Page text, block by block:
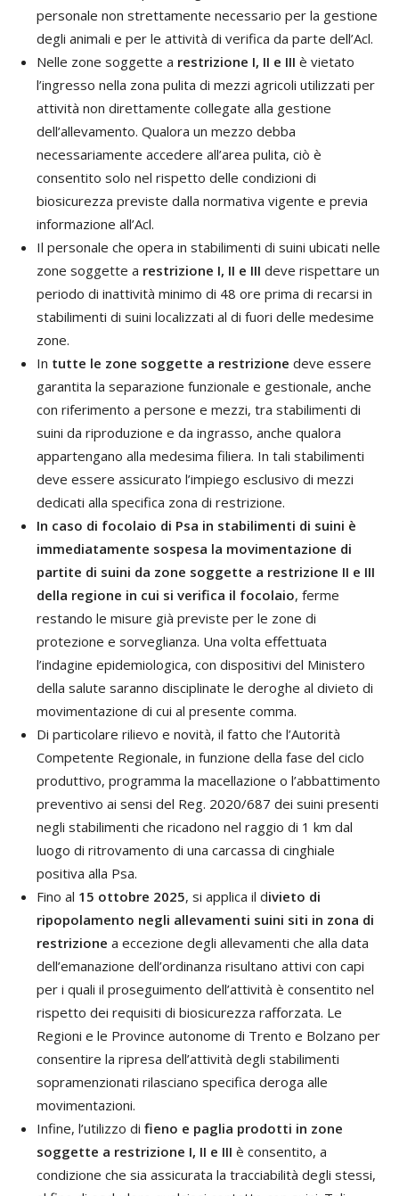
personale non strettamente necessario per la gestione
degli animali e per le attività di verifica da parte dell’Acl.
Nelle zone soggette a restrizione I, II e III è vietato
l’ingresso nella zona pulita di mezzi agricoli utilizzati per
attività non direttamente collegate alla gestione
dell’allevamento. Qualora un mezzo debba
necessariamente accedere all’area pulita, ciò è
consentito solo nel rispetto delle condizioni di
biosicurezza previste dalla normativa vigente e previa
informazione all’Acl.
Il personale che opera in stabilimenti di suini ubicati nelle
zone soggette a restrizione I, II e III deve rispettare un
periodo di inattività minimo di 48 ore prima di recarsi in
stabilimenti di suini localizzati al di fuori delle medesime
zone.
In tutte le zone soggette a restrizione deve essere
garantita la separazione funzionale e gestionale, anche
con riferimento a persone e mezzi, tra stabilimenti di
suini da riproduzione e da ingrasso, anche qualora
appartengano alla medesima filiera. In tali stabilimenti
deve essere assicurato l’impiego esclusivo di mezzi
dedicati alla specifica zona di restrizione.
In caso di focolaio di Psa in stabilimenti di suini è
immediatamente sospesa la movimentazione di
partite di suini da zone soggette a restrizione II e III
della regione in cui si verifica il focolaio, ferme
restando le misure già previste per le zone di
protezione e sorveglianza. Una volta effettuata
l’indagine epidemiologica, con dispositivi del Ministero
della salute saranno disciplinate le deroghe al divieto di
movimentazione di cui al presente comma.
Di particolare rilievo e novità, il fatto che l’Autorità
Competente Regionale, in funzione della fase del ciclo
produttivo, programma la macellazione o l’abbattimento
preventivo ai sensi del Reg. 2020/687 dei suini presenti
negli stabilimenti che ricadono nel raggio di 1 km dal
luogo di ritrovamento di una carcassa di cinghiale
positiva alla Psa.
Fino al 15 ottobre 2025, si applica il divieto di
ripopolamento negli allevamenti suini siti in zona di
restrizione a eccezione degli allevamenti che alla data
dell’emanazione dell’ordinanza risultano attivi con capi
per i quali il proseguimento dell’attività è consentito nel
rispetto dei requisiti di biosicurezza rafforzata. Le
Regioni e le Province autonome di Trento e Bolzano per
consentire la ripresa dell’attività degli stabilimenti
sopramenzionati rilasciano specifica deroga alle
movimentazioni.
Infine, l’utilizzo di fieno e paglia prodotti in zone
soggette a restrizione I, II e III è consentito, a
condizione che sia assicurata la tracciabilità degli stessi,